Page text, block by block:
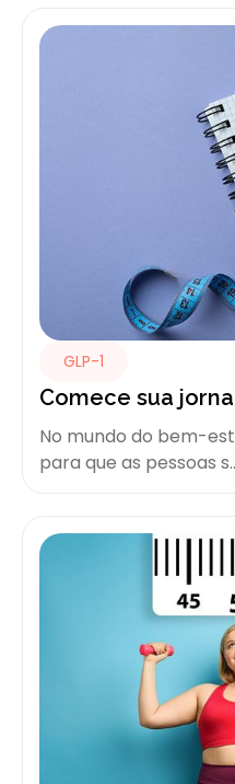
GLP-1
Comece sua
No mundo do bem-
para que as pessoas